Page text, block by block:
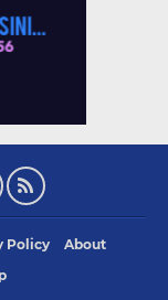
Policy
About